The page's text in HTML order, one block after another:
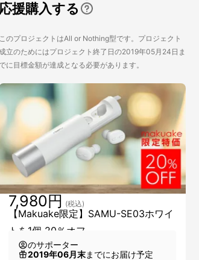
応援購入する
このプロジェクトはAll or Nothing型です。プロジェクト
成立のためにはプロジェクト終了日の2019年05月24日ま
に目標金額が達成となる必要があります。
【Makuake限定】SAMU-SE03ホワイ
トを1個 20％オフ
7,980円 (税込)
のサポーター
2019年06月末までにお届け予定